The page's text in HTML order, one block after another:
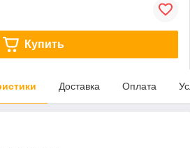
Купить
Доставка Оплата